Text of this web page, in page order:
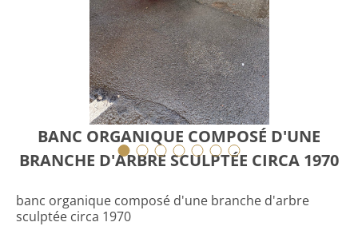
BANC ORGANIQUE COMPOSÉ D'UNE
BRANCHE D'ARBRE SCULPTÉE CIRCA 1970
banc organique composé d'une branche d'arbre
sculptée circa 1970